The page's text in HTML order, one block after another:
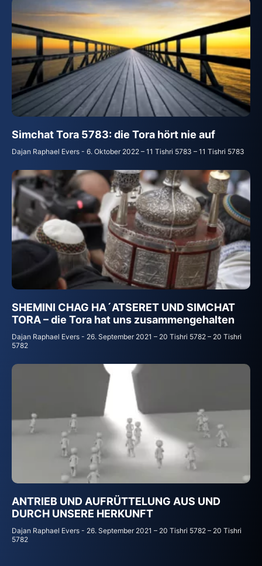
Simchat Tora 5783: die Tora hört nie auf
Dajan Raphael Evers 6. Oktober 2022 – 11 Tishri 5783 – 11 Tishri 5783
SHEMINI CHAG HA´ATSERET UND SIMCHAT
TORA – die Tora hat uns zusammengehalten
Dajan Raphael Evers
26. September 2021 – 20 Tishri 5782 – 20 Tishri
5782
ANTRIEB UND AUFRÜTTELUNG AUS UND
DURCH UNSERE HERKUNFT
Dajan Raphael Evers
26. September 2021 – 20 Tishri 5782 – 20 Tishri
5782